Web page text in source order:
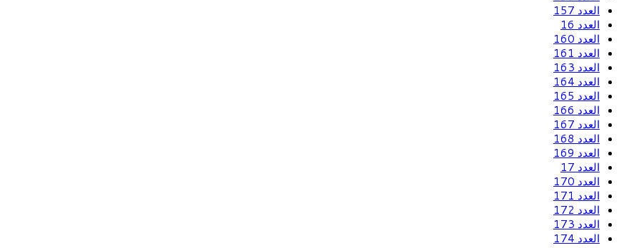
العدد 157
العدد 16
العدد 160
العدد 161
العدد 163
العدد 164
العدد 165
العدد 166
العدد 167
العدد 168
العدد 169
العدد 17
العدد 170
العدد 171
العدد 172
العدد 173
العدد 174